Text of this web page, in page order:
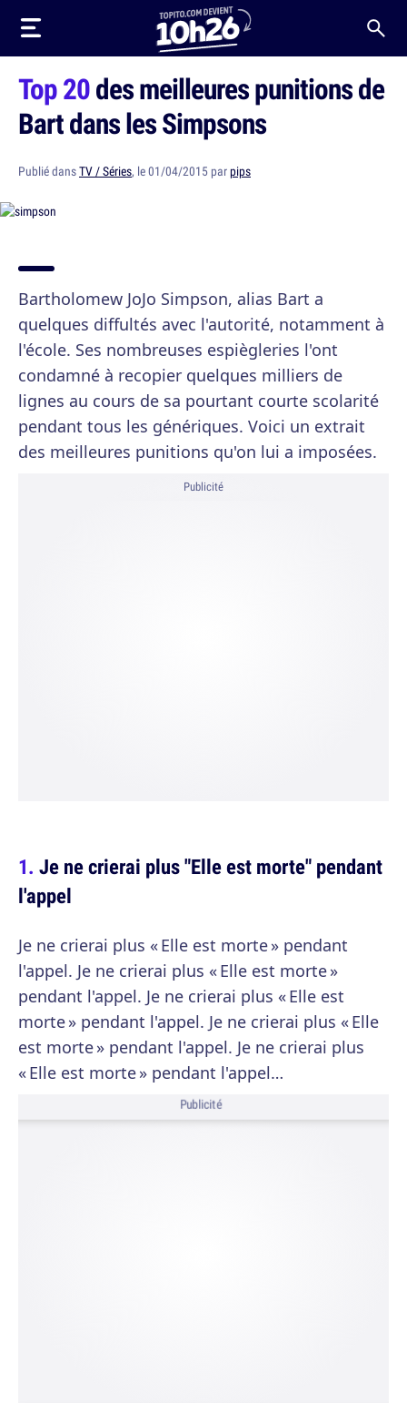
Top 20des meilleures punitions de
Bart dans les Simpsons
Publié dansTV / Séries, le 01/04/2015 parpips
Bartholomew JoJo Simpson, alias Bart a
quelques diffultés avec l'autorité, notamment à
l'école. Ses nombreuses espiègleries l'ont
condamné à recopier quelques milliers de
lignes au cours de sa pourtant courte scolarité
pendant tous les génériques. Voici un extrait
des meilleures punitions qu'on lui a imposées.
Publicité
Je ne crierai plus "Elle est morte" pendant
l'appel
Je ne crierai plus « Elle est morte » pendant
l'appel. Je ne crierai plus « Elle est morte »
pendant l'appel. Je ne crierai plus « Elle est
morte » pendant l'appel. Je ne crierai plus « Elle
est morte » pendant l'appel. Je ne crierai plus
« Elle est morte » pendant l'appel…
Publicité